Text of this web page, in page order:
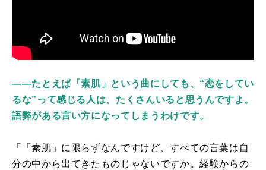
――たとえば「素肌」という曲にしても、“恋をしてい
るな”って感じる人は、たくさんいると思うんですよ。
語弊がある言い方になってしまうわけです。
「「素肌」に限らずなんですけど、すべての言葉は自
分の中から出てきたものじゃないですか。経験からの